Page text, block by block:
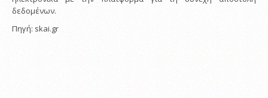
δεδομένων.
Πηγή: skai.gr